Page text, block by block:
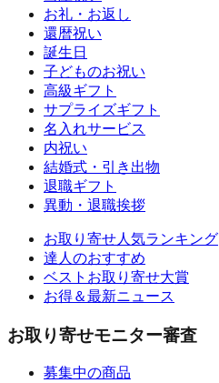
お礼・お返し
還暦祝い
誕生日
子どものお祝い
高級ギフト
サプライズギフト
名入れサービス
内祝い
結婚式・引き出物
退職ギフト
異動・退職挨拶
お取り寄せ人気ランキング
達人のおすすめ
ベストお取り寄せ大賞
お得＆最新ニュース
お取り寄せモニター審査
募集中の商品